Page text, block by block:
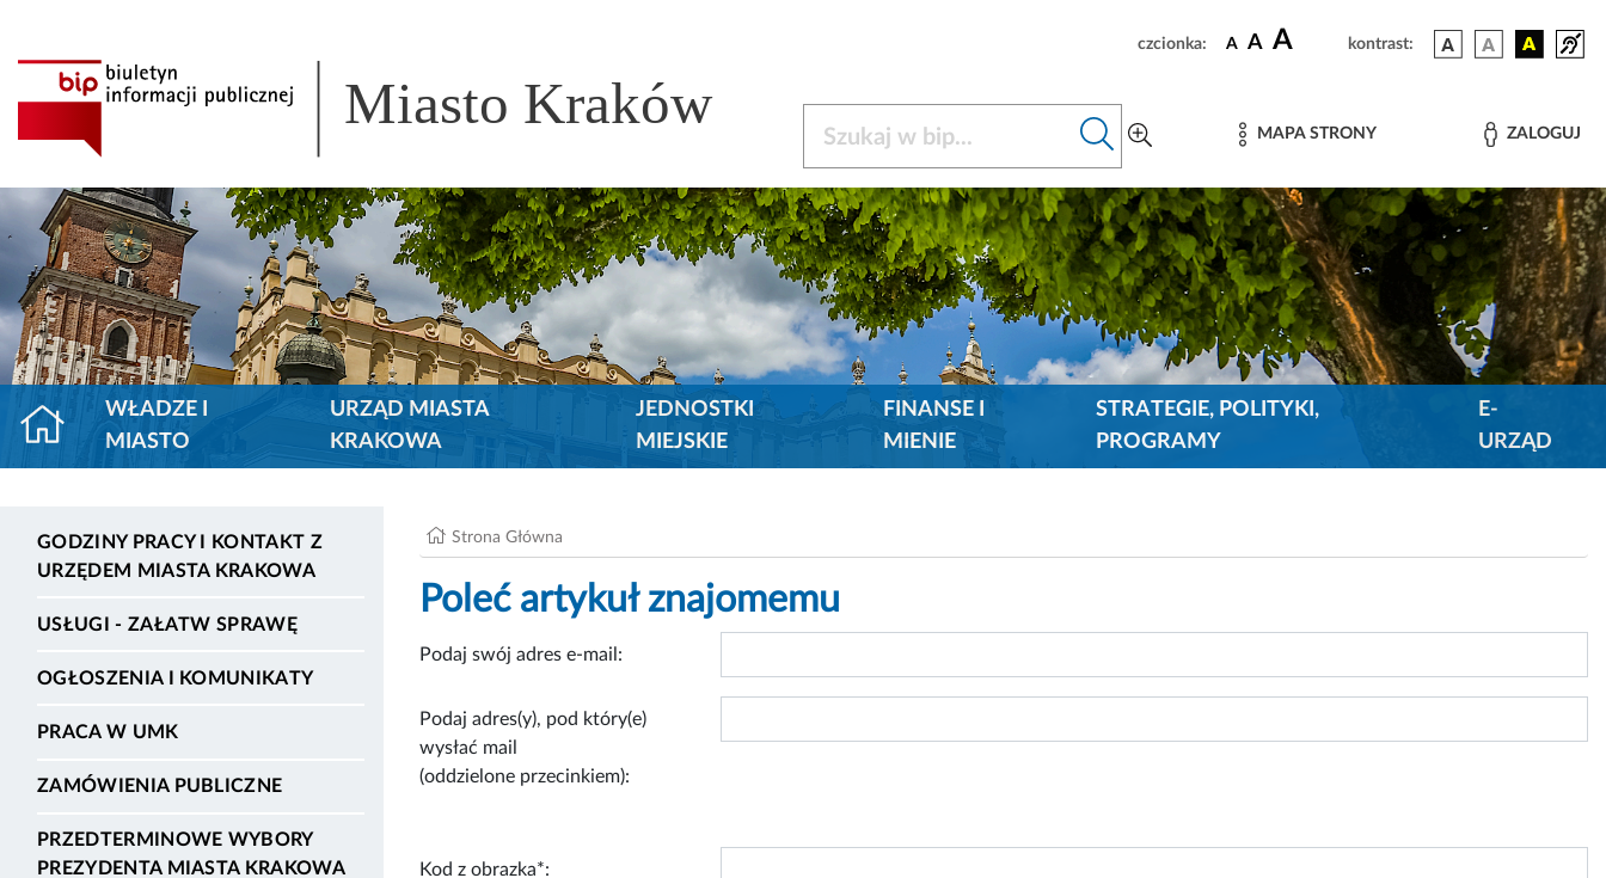
czcionka: A A A kontrast:
Miasto Kraków MAPA STRONY ZALOGUJ
WŁADZE I
MIASTO
URZĄD MIASTA
KRAKOWA
JEDNOSTKI
MIEJSKIE
FINANSE I
MIENIE
STRATEGIE, POLITYKI,
PROGRAMY
E-
URZĄD
GODZINY PRACY I KONTAKT Z
URZĘDEM MIASTA KRAKOWA
USŁUGI - ZAŁATW SPRAWĘ
OGŁOSZENIA I KOMUNIKATY
PRACA W UMK
ZAMÓWIENIA PUBLICZNE
PRZEDTERMINOWE WYBORY
PREZYDENTA MIASTA KRAKOWA
Strona Główna
Poleć artykuł znajomemu
Podaj swój adres e-mail:
Podaj adres(y), pod który(e)
wysłać mail
(oddzielone przecinkiem):
Kod z obrazka*: